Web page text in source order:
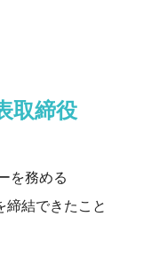
取締役
を務める
締結できたこと